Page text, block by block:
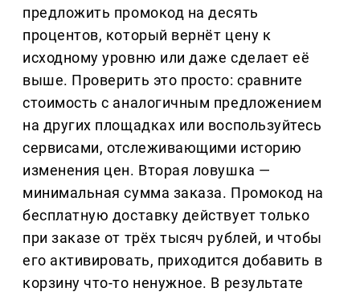
предложить промокод на десять
процентов, который вернёт цену к
исходному уровню или даже сделает её
выше. Проверить это просто: сравните
стоимость с аналогичным предложением
на других площадках или воспользуйтесь
сервисами, отслеживающими историю
изменения цен. Вторая ловушка —
минимальная сумма заказа. Промокод на
бесплатную доставку действует только
при заказе от трёх тысяч рублей, и чтобы
его активировать, приходится добавить в
корзину что-то ненужное. В результате